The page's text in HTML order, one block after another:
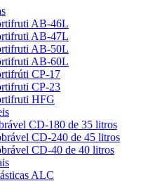
AB-46L
AB-47L
AB-50L
AB-60L
CP-17
CP-23
HFG
CD-180 de 35 litros
CD-240 de 45 litros
CD-40 de 40 litros
ALC